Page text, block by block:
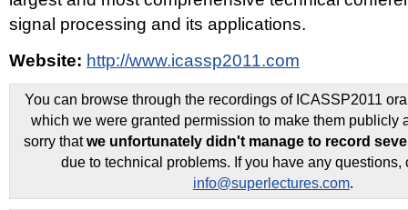
signal processing and its applications.
Website: http://www.icassp2011.com
You can browse through the recordings of ICASSP2011
which we were granted permission to make them publicly
sorry thatwe unfortunately didn't manage to record
due to technical problems. If you have any questions,
info@superlectures.com.